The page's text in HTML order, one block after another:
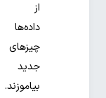
از
داده‌ها
چیزهای
جدید
بیاموزند.